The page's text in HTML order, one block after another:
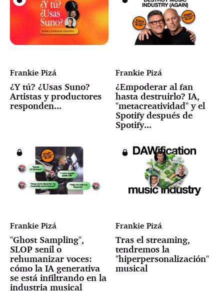
Frankie Pizá
¿Y tú? ¿Usas Suno?
Artistas y productores
responden...
Frankie Pizá
¿Empoderar al fan
hasta destruirlo? IA,
"metacreatividad" y el
Spotify después de
Spotify...
Frankie Pizá
"Ghost Sampling",
SLOP senil o
rehumanizar voces:
cómo la IA generativa
se está infiltrando en la
industria musical
Frankie Pizá
Tras el streaming,
tendremos la
"hiperpersonalización"
musical